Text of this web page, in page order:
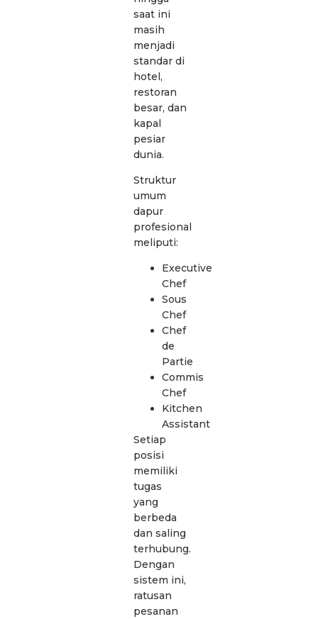
saat ini
masih
menjadi
standar di
hotel,
restoran
besar, dan
kapal
pesiar
dunia.
Struktur
umum
dapur
profesional
meliputi:
Executive
Chef
Sous
Chef
Chef
de
Partie
Commis
Chef
Kitchen
Assistant
Setiap
posisi
memiliki
tugas
yang
berbeda
dan saling
terhubung.
Dengan
sistem ini,
ratusan
pesanan